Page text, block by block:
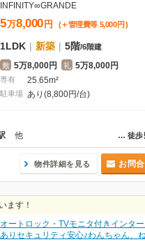
INFINITY∞GRANDE
5万8,000 円 (＋管理費等 5,000 円 )
1LDK | 新築 | 5階/6階建
敷 5万8,000円 礼 5万8,000円
専有 25.65m²
駐車場 あり(8,800円/台)
… 徒歩
他
物件詳細を見る お問
ます！
オートロック・TVモニタ付きインタ
ありセキュリティ安心♪わんちゃん、